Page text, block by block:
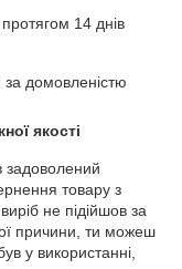
14 днів
за домовленістю
якості
товару з
не підійшов за
причини, ти можеш
у використанні,